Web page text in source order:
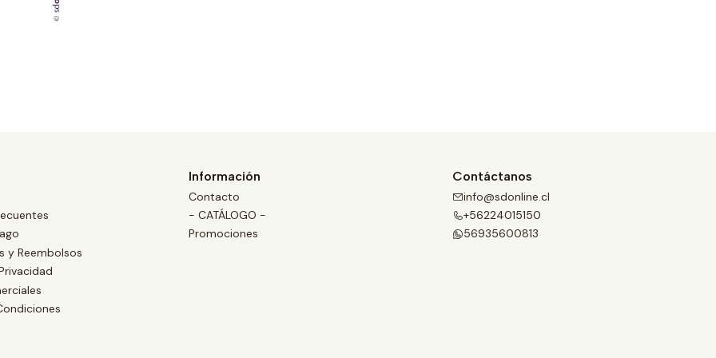
y Reembolsos
Información
Contacto
- CATÁLOGO -
Promociones
Contáctanos
info@sdonline.cl
+56224015150
56935600813